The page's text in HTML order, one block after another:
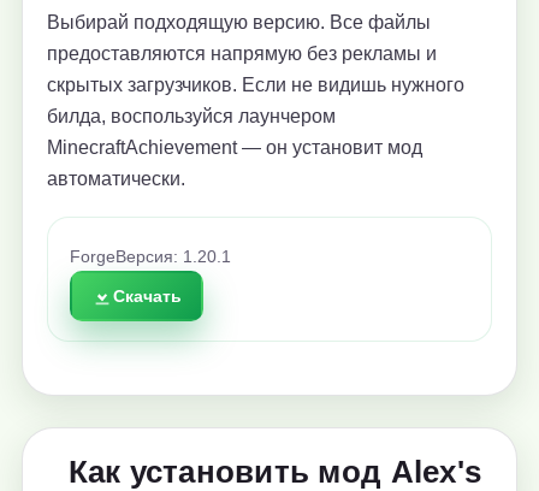
Выбирай подходящую версию. Все файлы
предоставляются напрямую без рекламы и
скрытых загрузчиков. Если не видишь нужного
билда, воспользуйся лаунчером
MinecraftAchievement — он установит мод
автоматически.
ForgeВерсия: 1.20.1
Скачать
Как установить мод Alex's